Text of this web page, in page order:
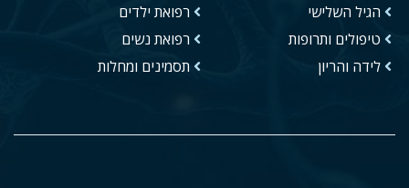
הגיל השלישי
טיפולים ותרופות
לידה והריון
רפואת ילדים
רפואת נשים
תסמינים ומחלות